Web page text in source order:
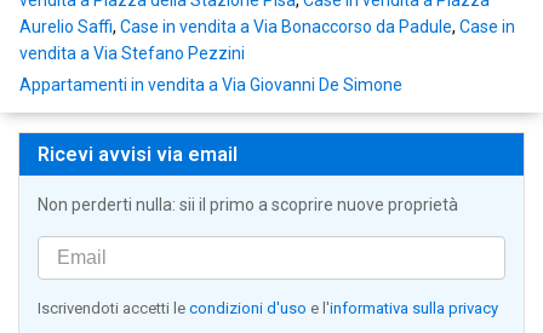
Aurelio Saffi, Case in vendita a Via Bonaccorso da Padule, Case in
vendita a Via Stefano Pezzini
Appartamenti in vendita a Via Giovanni De Simone
Ricevi avvisi via email
Non perderti nulla: sii il primo a scoprire nuove proprietà
Iscrivendoti accetti le condizioni d'uso e l'informativa sulla privacy